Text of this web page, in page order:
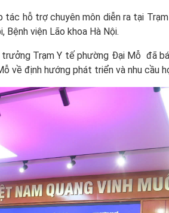
hỗ trợ chuyên môn diễn ra tại
Bệnh viện Lão khoa Hà Nội.
Trạm Y tế phường Đại Mỗ đã
về định hướng phát triển và nhu cầu